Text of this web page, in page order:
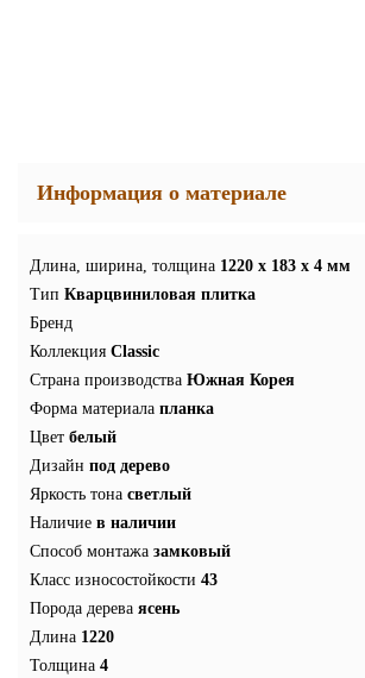
Информация о материале
Длина, ширина, толщина 1220 x 183 x 4 мм
Тип Кварцвиниловая плитка
Бренд
Коллекция Classic
Страна производства Южная Корея
Форма материала планка
Цвет белый
Дизайн под дерево
Яркость тона светлый
Наличие в наличии
Способ монтажа замковый
Класс износостойкости 43
Порода дерева ясень
Длина 1220
Толщина 4